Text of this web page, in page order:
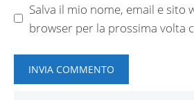
Salva il mio nome, email e sito
browser per la prossima volta